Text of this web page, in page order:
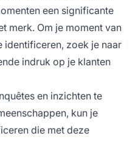
een significante
merk. Om je moment van
identificeren, zoek je naar
indruk op je klanten
en inzichten te
kun je
die met deze